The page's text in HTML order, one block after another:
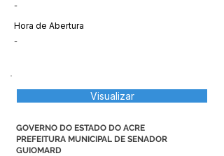
-
Hora de Abertura
-
Visualizar
GOVERNO DO ESTADO DO ACRE
PREFEITURA MUNICIPAL DE SENADOR
GUIOMARD